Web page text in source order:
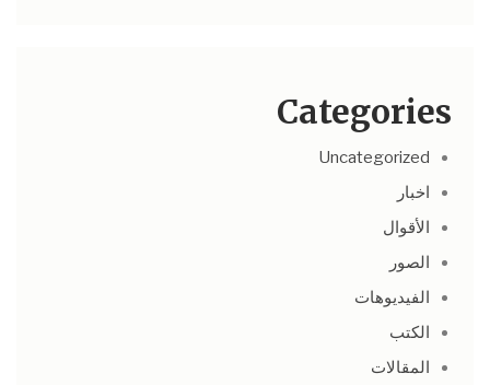
Categories
Uncategorized
اخبار
الأقوال
الصور
الفيديوهات
الكتب
المقالات